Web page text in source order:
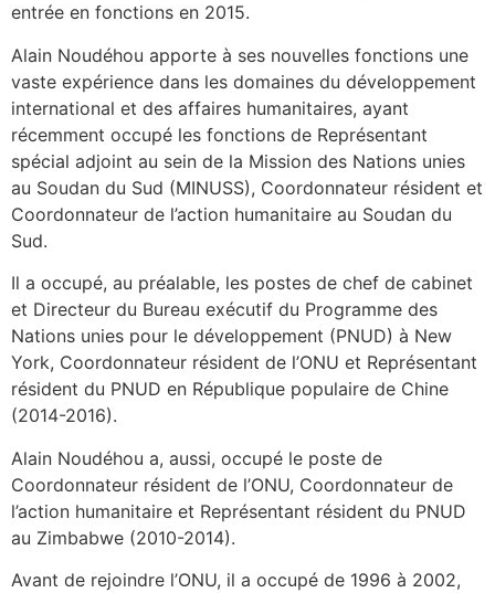
entrée en fonctions en 2015.
Alain Noudéhou apporte à ses nouvelles fonctions une
vaste expérience dans les domaines du développement
international et des affaires humanitaires, ayant
récemment occupé les fonctions de Représentant
spécial adjoint au sein de la Mission des Nations unies
au Soudan du Sud (MINUSS), Coordonnateur résident et
Coordonnateur de l’action humanitaire au Soudan du
Sud.
Il a occupé, au préalable, les postes de chef de cabinet
et Directeur du Bureau exécutif du Programme des
Nations unies pour le développement (PNUD) à New
York, Coordonnateur résident de l’ONU et Représentant
résident du PNUD en République populaire de Chine
(2014-2016).
Alain Noudéhou a, aussi, occupé le poste de
Coordonnateur résident de l’ONU, Coordonnateur de
l’action humanitaire et Représentant résident du PNUD
au Zimbabwe (2010-2014).
Avant de rejoindre l’ONU, il a occupé de 1996 à 2002,